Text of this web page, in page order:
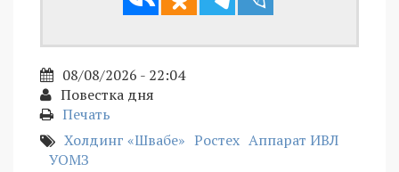
08/08/2026 - 22:04
Повестка дня
Печать
Холдинг «Швабе» Ростех Аппарат ИВЛ
УОМЗ